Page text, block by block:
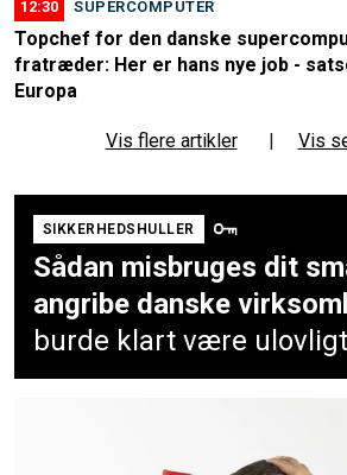
12:30 SUPERCOMPUTER
Topchef for den danske
fratræder: Her er hans nye job -
Europa
Vis flere artikler | Vis
SIKKERHEDSHULLER
Sådan misbruges dit
angribe danske
burde klart være